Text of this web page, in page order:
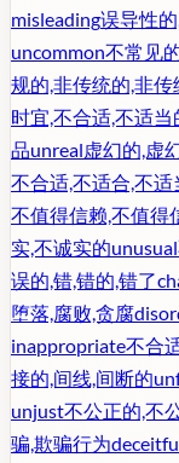
misleading误导性
uncommon不常见
规的,非传统的,非
时宜,不合适,不适当
品unreal虚幻的,虚
不合适,不适合,不适
不值得信赖,不值得
实,不诚实的unusual
误的,错,错的,错了
堕落,腐败,贪腐
inappropriate不合
接的,间线,间断的
unjust不公正的,不
骗,欺骗行为